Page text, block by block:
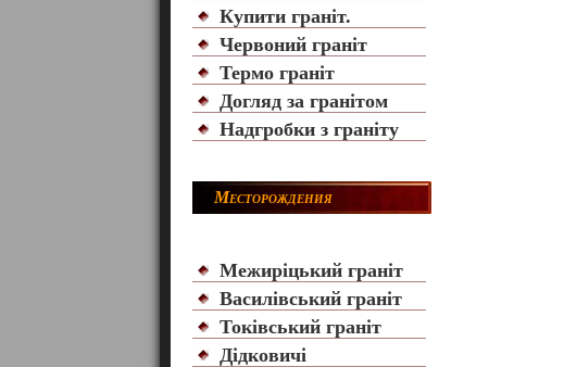
Купити граніт.
Червоний граніт
Термо граніт
Догляд за гранітом
Надгробки з граніту
Месторождения
Межиріцький граніт
Василівський граніт
Токівський граніт
Дідковичі